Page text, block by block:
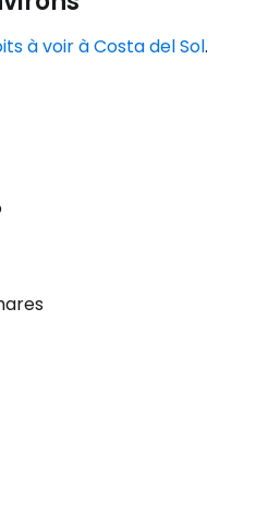
à voir à Costa del Sol.